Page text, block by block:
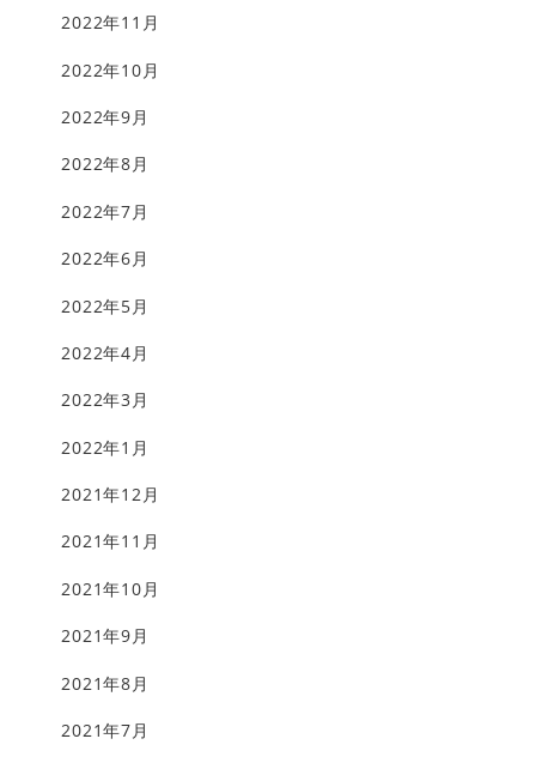
2022年11月
2022年10月
2022年9月
2022年8月
2022年7月
2022年6月
2022年5月
2022年4月
2022年3月
2022年1月
2021年12月
2021年11月
2021年10月
2021年9月
2021年8月
2021年7月